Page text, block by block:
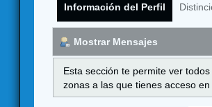
Información del Perfil
Mostrar Mensajes
Esta sección te permite ver
zonas a las que tienes acceso en